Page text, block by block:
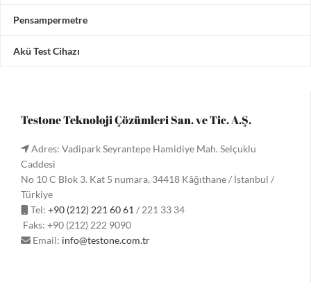
Pensampermetre
Akü Test Cihazı
Testone Teknoloji Çözümleri San. ve Tic. A.Ş.
Adres: Vadipark Seyrantepe Hamidiye Mah. Selçuklu
Caddesi
No 10 C Blok 3. Kat 5 numara, 34418 Kâğıthane / İstanbul /
Türkiye
Tel: +90 (212) 221 60 61 / 221 33 34
Faks: +90 (212) 222 9090
Email: info@testone.com.tr